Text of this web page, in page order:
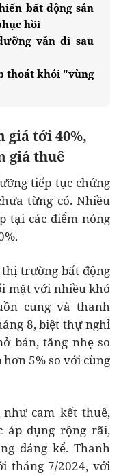
bất động sản
hồi
vẫn đi sau
thoát khỏi "vùng
giá tới 40%,
giá thuê
tiếp tục chứng
từng có. Nhiều
tại các điểm nóng
thị trường bất động
mặt với nhiều khó
cung và thanh
8, biệt thự nghỉ
bán, tăng nhẹ so
5% so với cùng
cam kết thuê,
áp dụng rộng rãi,
đáng kể. Thanh
tháng 7/2024, với